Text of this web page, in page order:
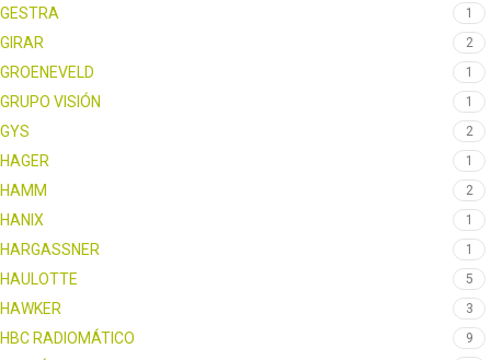
GESTRA 1
GIRAR 2
GROENEVELD 1
GRUPO VISIÓN 1
GYS 2
HAGER 1
HAMM 2
HANIX 1
HARGASSNER 1
HAULOTTE 5
HAWKER 3
HBC RADIOMÁTICO 9